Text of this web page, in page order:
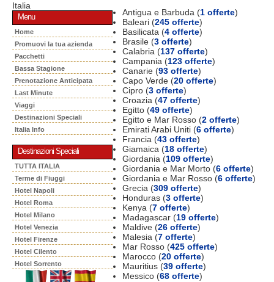
Italia
Menu
Home
Promuovi la tua azienda
Pacchetti
Bassa Stagione
Prenotazione Anticipata
Last Minute
Viaggi
Destinazioni Speciali
Italia Info
Destinazioni Speciali
TUTTA ITALIA
Terme di Fiuggi
Hotel Napoli
Hotel Roma
Hotel Milano
Hotel Venezia
Hotel Firenze
Hotel Cilento
Hotel Sorrento
Antigua e Barbuda (1 offerte)
Baleari (245 offerte)
Basilicata (4 offerte)
Brasile (3 offerte)
Calabria (137 offerte)
Campania (123 offerte)
Canarie (93 offerte)
Capo Verde (20 offerte)
Cipro (3 offerte)
Croazia (47 offerte)
Egitto (49 offerte)
Egitto e Mar Rosso (2 offerte)
Emirati Arabi Uniti (6 offerte)
Francia (43 offerte)
Giamaica (18 offerte)
Giordania (109 offerte)
Giordania e Mar Morto (6 offerte)
Giordania e Mar Rosso (6 offerte)
Grecia (309 offerte)
Honduras (3 offerte)
Kenya (7 offerte)
Madagascar (19 offerte)
Maldive (26 offerte)
Malesia (7 offerte)
Mar Rosso (425 offerte)
Marocco (20 offerte)
Mauritius (39 offerte)
Messico (68 offerte)